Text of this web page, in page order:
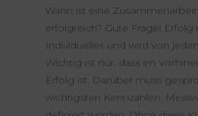
Wann ist eine
erfolgreich? Gute Frage! Erfolg
Individuelles und wird von
Wichtig ist nur, dass im
Erfolg ist. Darüber muss
wichtigsten Kennzahlen,